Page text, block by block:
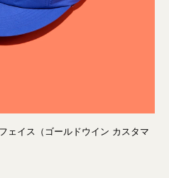
ェイス（ゴールドウイン カスタマ